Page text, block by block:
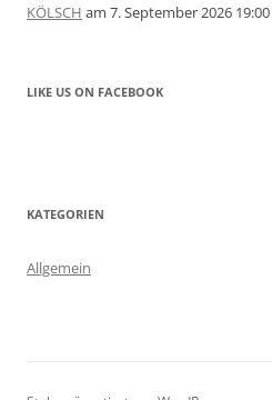
KÖLSCH am 7. September 2026 19:00
LIKE US ON FACEBOOK
KATEGORIEN
Allgemein